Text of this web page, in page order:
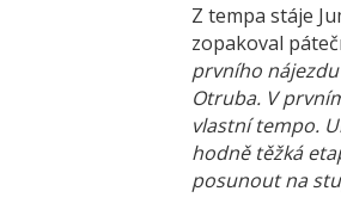
Z tempa stáje
zopakoval
prvního
Otruba. V
vlastní tempo.
hodně těžká
posunout na